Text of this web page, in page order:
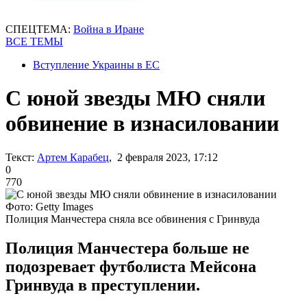
СПЕЦТЕМА: Война в Иране
ВСЕ ТЕМЫ
Вступление Украины в ЕС
С юной звезды МЮ сняли
обвинение в изнасиловании
Текст: Артем Карабец, 2 февраля 2023, 17:12
0
770
Фото: Getty Images
Полиция Манчестера сняла все обвинения с Гринвуда
Полиция Манчестера больше не
подозревает футболиста Мейсона
Гринвуда в преступлении.